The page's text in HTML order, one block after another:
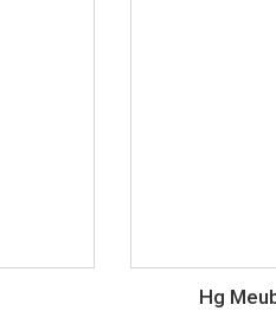
Hg